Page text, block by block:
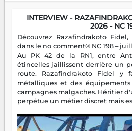
INTERVIEW -
2026 - NC
Découvrez Razafindrakoto
dans le no comment® NC 198 –
Au PK 42 de la RN1, entre
étincelles jaillissent derrière un
route. Razafindrakoto Fidel y
métalliques et des
campagnes malgaches. Héritier
perpétue un métier discret mais